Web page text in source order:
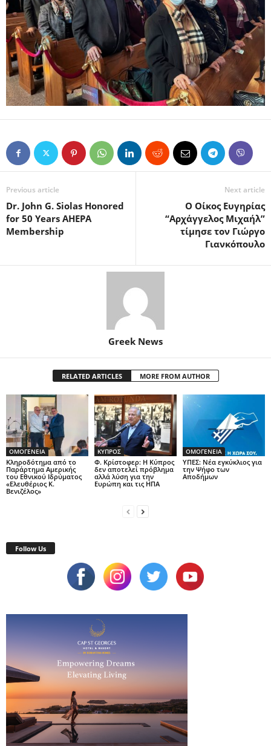
Previous article
Dr. John G. Siolas Honored
for 50 Years AHEPA
Membership
Next article
O Oίκος Ευγηρίας
“Αρχάγγελος Μιχαήλ”
τίμησε τον Γιώργο
Γιανκόπουλο
Greek News
RELATED ARTICLES MORE FROM AUTHOR
ΟΜΟΓΕΝΕΙΑ
Κληροδότημα από το
Παράρτημα Αμερικής
του Εθνικού Ιδρύματος
«Ελευθέριος Κ.
Βενιζέλος»
ΚΥΠΡΟΣ
Φ. Κρίστοφερ: Η Κύπρος
δεν αποτελεί πρόβλημα
αλλά λύση για την
Ευρώπη και τις ΗΠΑ
ΟΜΟΓΕΝΕΙΑ
ΥΠΕΣ: Νέα εγκύκλιος για
την Ψήφο των
Αποδήμων
Follow Us